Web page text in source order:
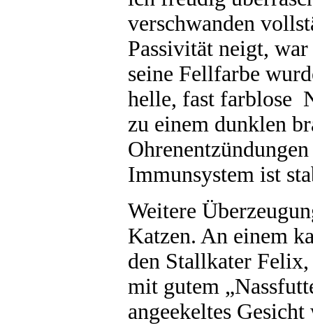
verschwanden
Passivität neigt,
seine Fellfarbe
helle, fast farblose
zu einem dunklen
Immunsystem ist
Weitere
Katzen. An einem
den Stallkater
mit gutem
angeekeltes